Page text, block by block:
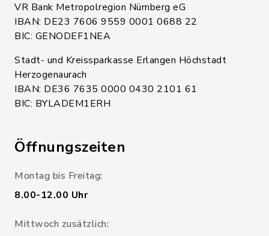
VR Bank Metropolregion Nürnberg eG
IBAN: DE23 7606 9559 0001 0688 22
BIC: GENODEF1NEA
Stadt- und Kreissparkasse Erlangen Höchstadt
Herzogenaurach
IBAN: DE36 7635 0000 0430 2101 61
BIC: BYLADEM1ERH
Öffnungszeiten
Montag bis Freitag:
8.00-12.00 Uhr
Mittwoch zusätzlich: